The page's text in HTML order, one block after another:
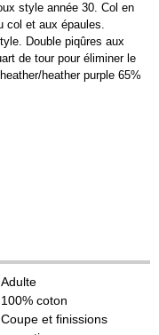
style année 30. Col en
col et aux épaules.
Double piqûres aux
de tour pour éliminer le
heather purple 65%
Adulte
100% coton
Coupe et finissions